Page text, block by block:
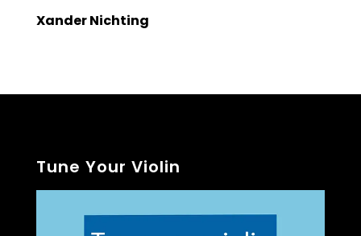
Xander Nichting
Tune Your Violin